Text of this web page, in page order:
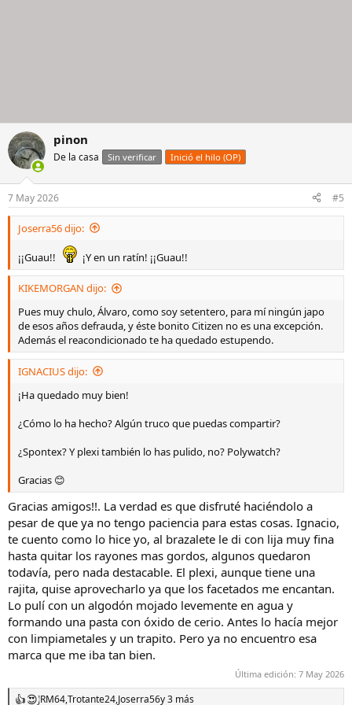
pinon
De la casa Sin verificar Inició el hilo (OP)
7 May 2026 #5
Joserra56 dijo:
¡¡Guau!! ¡Y en un ratín! ¡¡Guau!!
KIKEMORGAN dijo:
Pues muy chulo, Álvaro, como soy setentero, para mí ningún japo
de esos años defrauda, y éste bonito Citizen no es una excepción.
Además el reacondicionado te ha quedado estupendo.
IGNACIUS dijo:
¡Ha quedado muy bien!
¿Cómo lo ha hecho? Algún truco que puedas compartir?
¿Spontex? Y plexi también lo has pulido, no? Polywatch?
Gracias 😊
Gracias amigos!!. La verdad es que disfruté haciéndolo a
pesar de que ya no tengo paciencia para estas cosas. Ignacio,
te cuento como lo hice yo, al brazalete le di con lija muy fina
hasta quitar los rayones mas gordos, algunos quedaron
todavía, pero nada destacable. El plexi, aunque tiene una
rajita, quise aprovecharlo ya que los facetados me encantan.
Lo pulí con un algodón mojado levemente en agua y
formando una pasta con óxido de cerio. Antes lo hacía mejor
con limpiametales y un trapito. Pero ya no encuentro esa
marca que me iba tan bien.
Última edición: 7 May 2026
JRM64,Trotante24,Joserra56y 3 más